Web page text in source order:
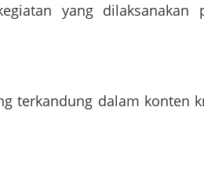
yang dilaksanakan
terkandung dalam konten